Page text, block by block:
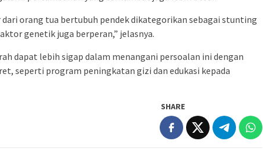
dari orang tua bertubuh pendek dikategorikan sebagai stunting
genetik juga berperan,” jelasnya.
dapat lebih sigap dalam menangani persoalan ini dengan
seperti program peningkatan gizi dan edukasi kepada
SHARE